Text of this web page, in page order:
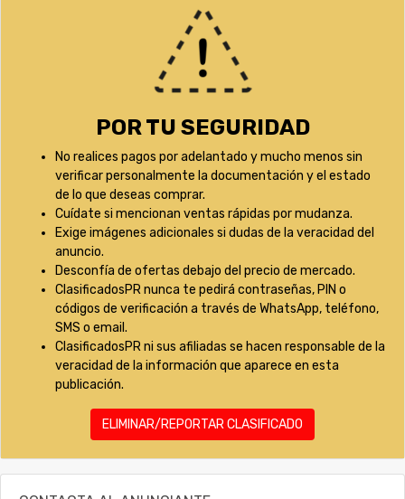
POR TU SEGURIDAD
No realices pagos por adelantado y mucho menos sin
verificar personalmente la documentación y el estado
de lo que deseas comprar.
Cuídate si mencionan ventas rápidas por mudanza.
Exige imágenes adicionales si dudas de la veracidad del
anuncio.
Desconfía de ofertas debajo del precio de mercado.
ClasificadosPR nunca te pedirá contraseñas, PIN o
códigos de verificación a través de WhatsApp, teléfono,
SMS o email.
ClasificadosPR ni sus afiliadas se hacen responsable de la
veracidad de la información que aparece en esta
publicación.
ELIMINAR/REPORTAR CLASIFICADO